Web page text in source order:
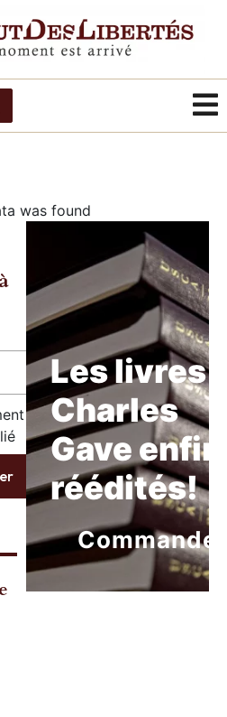
was found
dès qu’un
Les livres
Charles
Gave enfin
réédités!